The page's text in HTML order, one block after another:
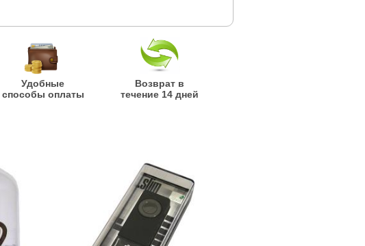
Удобные
способы оплаты
Возврат в
течение 14 дней